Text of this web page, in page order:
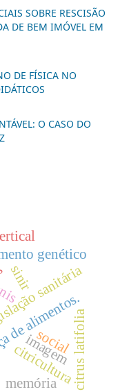
SOBRE RESCISÃO
DE BEM IMÓVEL EM
DE FÍSICA NO
O CASO DO
alimentos.
sanitária
citrus latifolia
citricultura
genético
sinir
memória
imagem
social